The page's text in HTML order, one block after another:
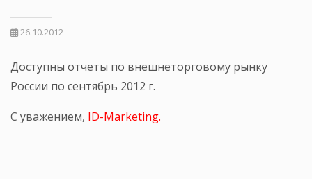
26.10.2012
Доступны отчеты по внешнеторговому рынку
России по сентябрь 2012 г.
С уважением, ID-Marketing.